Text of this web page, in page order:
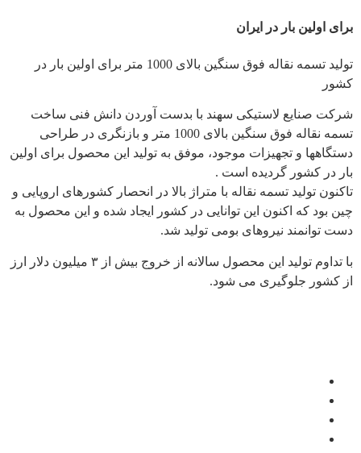
برای اولین بار در ایران
تولید تسمه نقاله فوق سنگین بالای 1000 متر برای اولین بار در
کشور
شرکت صنایع لاستیکی سهند با بدست آوردن دانش فنی ساخت
تسمه نقاله فوق سنگین بالای 1000 متر و بازنگری در طراحی
دستگاهها و تجهیزات موجود، موفق به تولید این محصول برای اولین
بار در کشور گردیده است .
تاکنون تولید تسمه نقاله با متراژ بالا در انحصار کشورهای اروپایی و
چین بود که اکنون این توانایی در کشور ایجاد شده و این محصول به
دست توانمند نیروهای بومی تولید شد.
با تداوم تولید این محصول سالانه از خروج بیش از ۳ میلیون دلار ارز
از کشور جلوگیری می شود.